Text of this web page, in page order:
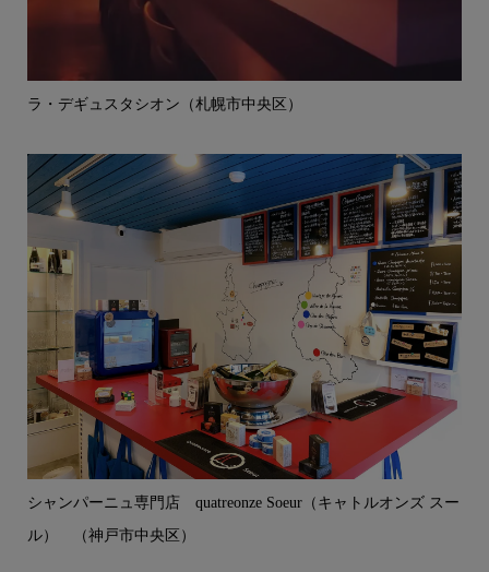
ラ・デギュスタシオン（札幌市中央区）
シャンパーニュ専門店 quatreonze Soeur（キャトルオンズ スー
ル） （神戸市中央区）